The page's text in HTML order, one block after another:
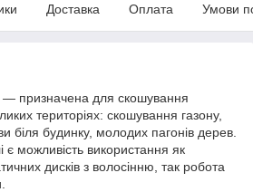
Доставка Оплата Умови
— призначена для скошування
територіях: скошування газону,
біля будинку, молодих пагонів дерев.
є можливість використання як
дисків з волосінню, так робота